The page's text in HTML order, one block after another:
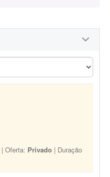
| Oferta: Privado | Duração